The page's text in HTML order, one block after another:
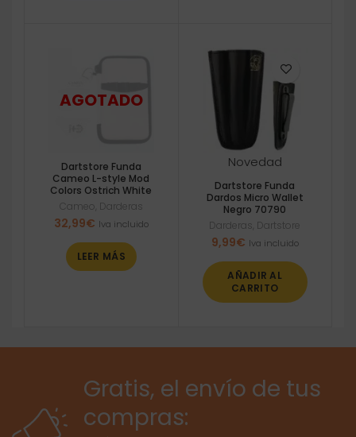
Dartstore Funda
Cameo L-style Mod
Colors Ostrich White
Cameo Darderas
32,99€ Iva incluido
LEER MÁS
Novedad
Dartstore Funda
Dardos Micro Wallet
Negro 70790
Darderas Dartstore
9,99€ Iva incluido
AÑADIR AL
CARRITO
Gratis, el envío de tus
compras: